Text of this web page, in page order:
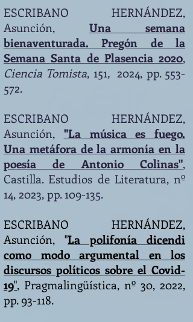
ESCRIBANO HERNÁNDEZ,
Asunción, Una semana
bienaventurada. Pregón de la
Semana Santa de Plasencia 2020,
Ciencia Tomista, 151,2024, pp. 553-
572.
ESCRIBANO HERNÁNDEZ,
Asunción, "La música es fuego.
Una metáfora de la armonía en la
poesía de Antonio Colinas",
Castilla. Estudios de Literatura, nº
14, 2023, pp. 109-135.
ESCRIBANO HERNÁNDEZ,
Asunción, "La polifonía dicendi
como modo argumental en los
discursos políticos sobre el Covid-
19", Pragmalingüística, nº 30, 2022,
pp. 93-118.